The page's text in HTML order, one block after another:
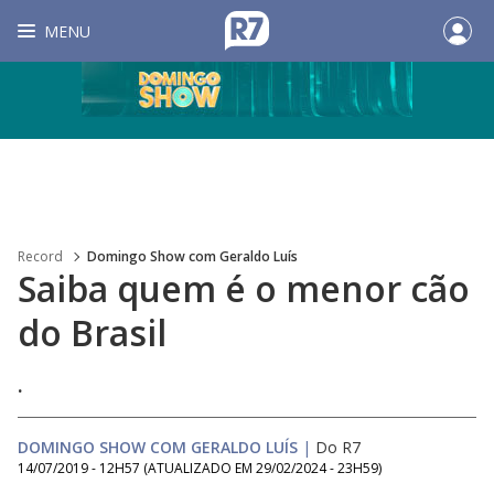
MENU
Record Domingo Show com Geraldo Luís
Saiba quem é o menor cão
do Brasil
.
DOMINGO SHOW COM GERALDO LUÍS | Do R7
14/07/2019 - 12H57 (ATUALIZADO EM 29/02/2024 - 23H59)